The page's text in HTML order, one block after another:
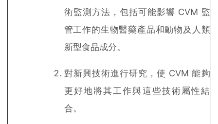
術監測方法，包括可能影響 CVM 監
管工作的生物醫藥產品和動物及人類
新型食品成分。
對新興技術進行研究，使 CVM 能夠
更好地將其工作與這些技術屬性結
合。